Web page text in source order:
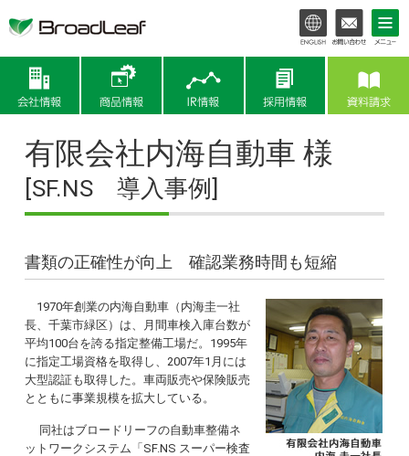
商品情報
有限会社内海自動車 様
[SF.NS 導入事例]
書類の正確性が向上 確認業務時間も短縮
1970年創業の内海自動車（内海圭一社
長、千葉市緑区）は、月間車検入庫台数が
平均100台を誇る指定整備工場だ。1995年
に指定工場資格を取得し、2007年1月には
大型認証も取得した。車両販売や保険販売
とともに事業規模を拡大している。
同社はブロードリーフの自動車整備ネ
ットワークシステム「SF.NS スーパー検査